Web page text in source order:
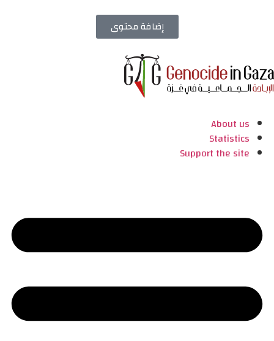
إضافة محتوى
About us
Statistics
Support the site